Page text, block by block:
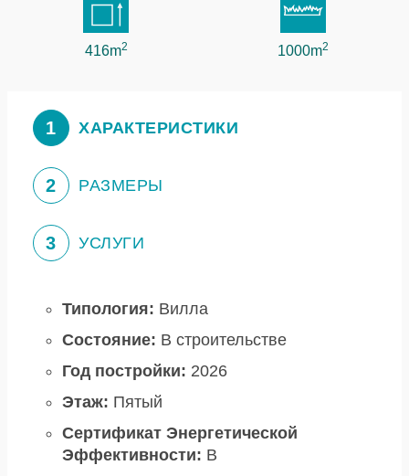
416m2 1000m2
1 ХАРАКТЕРИСТИКИ
2 РАЗМЕРЫ
3 УСЛУГИ
Типология: Вилла
Состояние: В строительстве
Год постройки: 2026
Этаж: Пятый
Сертификат Энергетической
Эффективности: B